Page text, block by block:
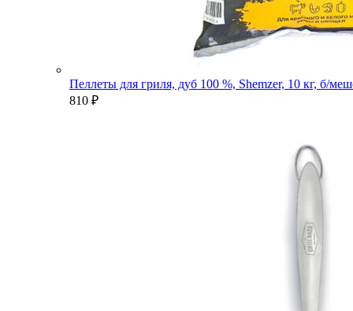
Пеллеты для гриля, дуб 100 %, Shemzer, 10 кг, б/
810 ₽